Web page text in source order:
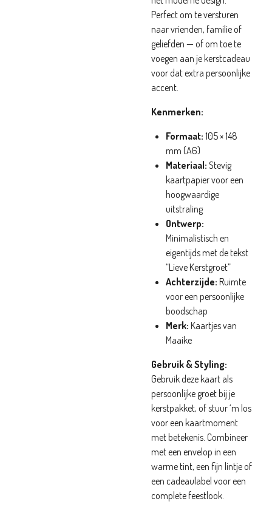
Perfect om te versturen
naar vrienden, familie of
geliefden — of om toe te
voegen aan je kerstcadeau
voor dat extra persoonlijke
accent.
Kenmerken:
Formaat: 105 × 148
mm (A6)
Materiaal: Stevig
kaartpapier voor een
hoogwaardige
uitstraling
Ontwerp:
Minimalistisch en
eigentijds met de tekst
“Lieve Kerstgroet”
Achterzijde: Ruimte
voor een persoonlijke
boodschap
Merk: Kaartjes van
Maaike
Gebruik & Styling:
Gebruik deze kaart als
persoonlijke groet bij je
kerstpakket, of stuur ‘m los
voor een kaartmoment
met betekenis. Combineer
met een envelop in een
warme tint, een fijn lintje of
een cadeaulabel voor een
complete feestlook.